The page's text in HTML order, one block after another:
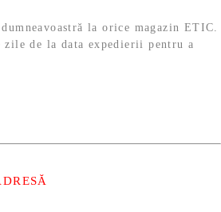
la orice magazin ETIC.
de la data expedierii pentru a